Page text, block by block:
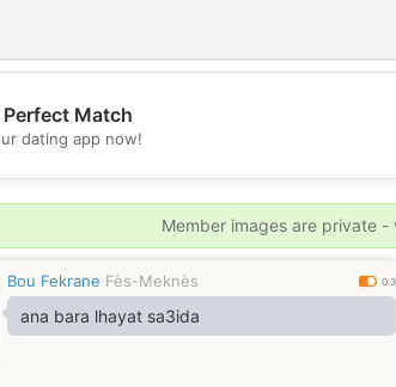
💕
Perfect Match
dating app now!
Member images are private
Bou Fekrane Fès-Meknès 0.3
ana bara lhayat sa3ida